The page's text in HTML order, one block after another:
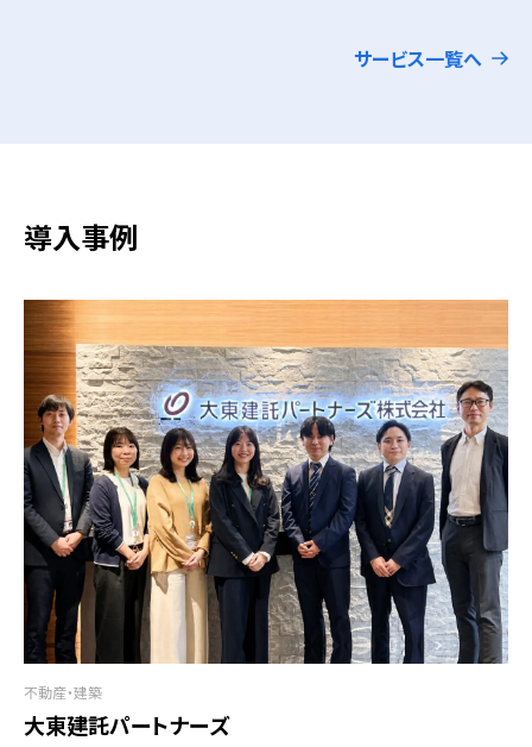
サービス一覧へ
導入事例
不動産・建築
大東建託パートナーズ